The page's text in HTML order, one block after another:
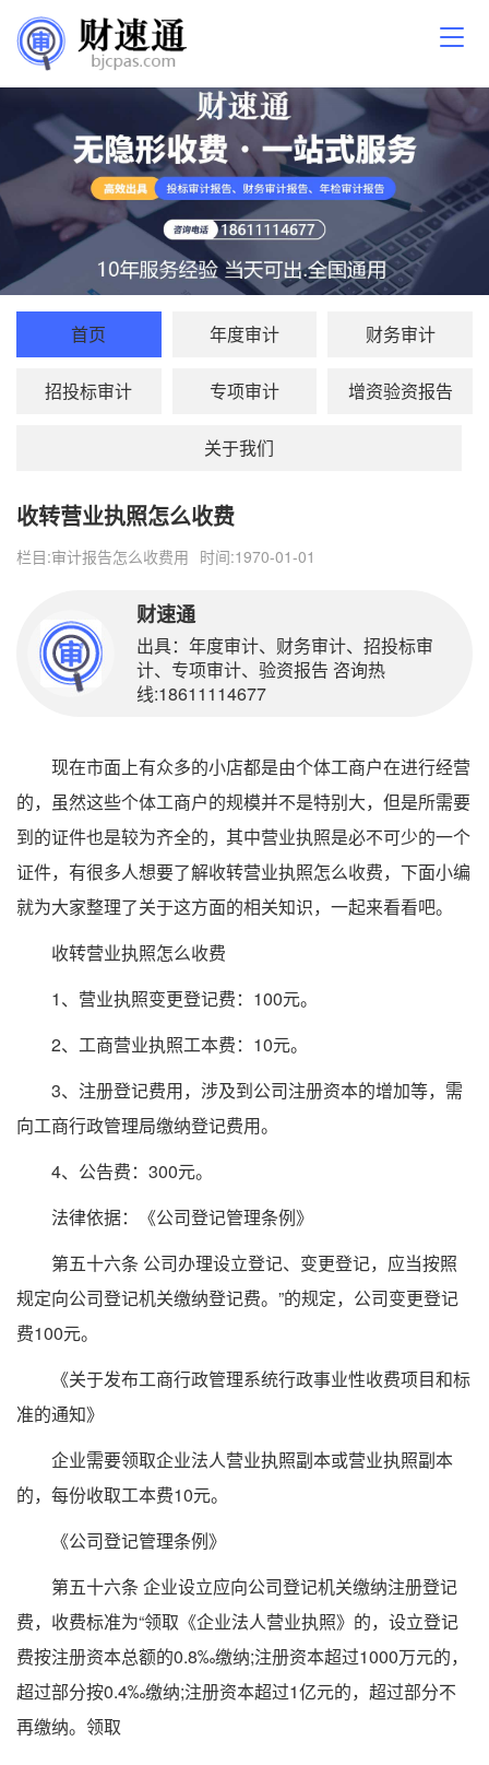
首页 年度审计 财务审计
招投标审计 专项审计 增资验资报告
关于我们
收转营业执照怎么收费
栏目:审计报告怎么收费用 时间:1970-01-01
财速通
出具：年度审计、财务审计、招投标审
计、专项审计、验资报告 咨询热
线:18611114677
现在市面上有众多的小店都是由个体工商户在进行经营
的，虽然这些个体工商户的规模并不是特别大，但是所需要
到的证件也是较为齐全的，其中营业执照是必不可少的一个
证件，有很多人想要了解收转营业执照怎么收费，下面小编
就为大家整理了关于这方面的相关知识，一起来看看吧。
收转营业执照怎么收费
1、营业执照变更登记费：100元。
2、工商营业执照工本费：10元。
3、注册登记费用，涉及到公司注册资本的增加等，需
向工商行政管理局缴纳登记费用。
4、公告费：300元。
法律依据：《公司登记管理条例》
第五十六条 公司办理设立登记、变更登记，应当按照
规定向公司登记机关缴纳登记费。”的规定，公司变更登记
费100元。
《关于发布工商行政管理系统行政事业性收费项目和标
准的通知》
企业需要领取企业法人营业执照副本或营业执照副本
的，每份收取工本费10元。
《公司登记管理条例》
第五十六条 企业设立应向公司登记机关缴纳注册登记
费，收费标准为“领取《企业法人营业执照》的，设立登记
费按注册资本总额的0.8‰缴纳;注册资本超过1000万元的，
超过部分按0.4‰缴纳;注册资本超过1亿元的，超过部分不
再缴纳。领取